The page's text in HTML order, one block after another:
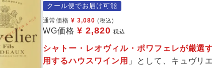
クール便でお届け可能
通常価格 ¥ 3,080 (税込)
WG価格 ¥ 2,820 税込
シャトー・レオヴィル・ポワフェレが厳選
用するハウスワイン用 」として、キュヴリ